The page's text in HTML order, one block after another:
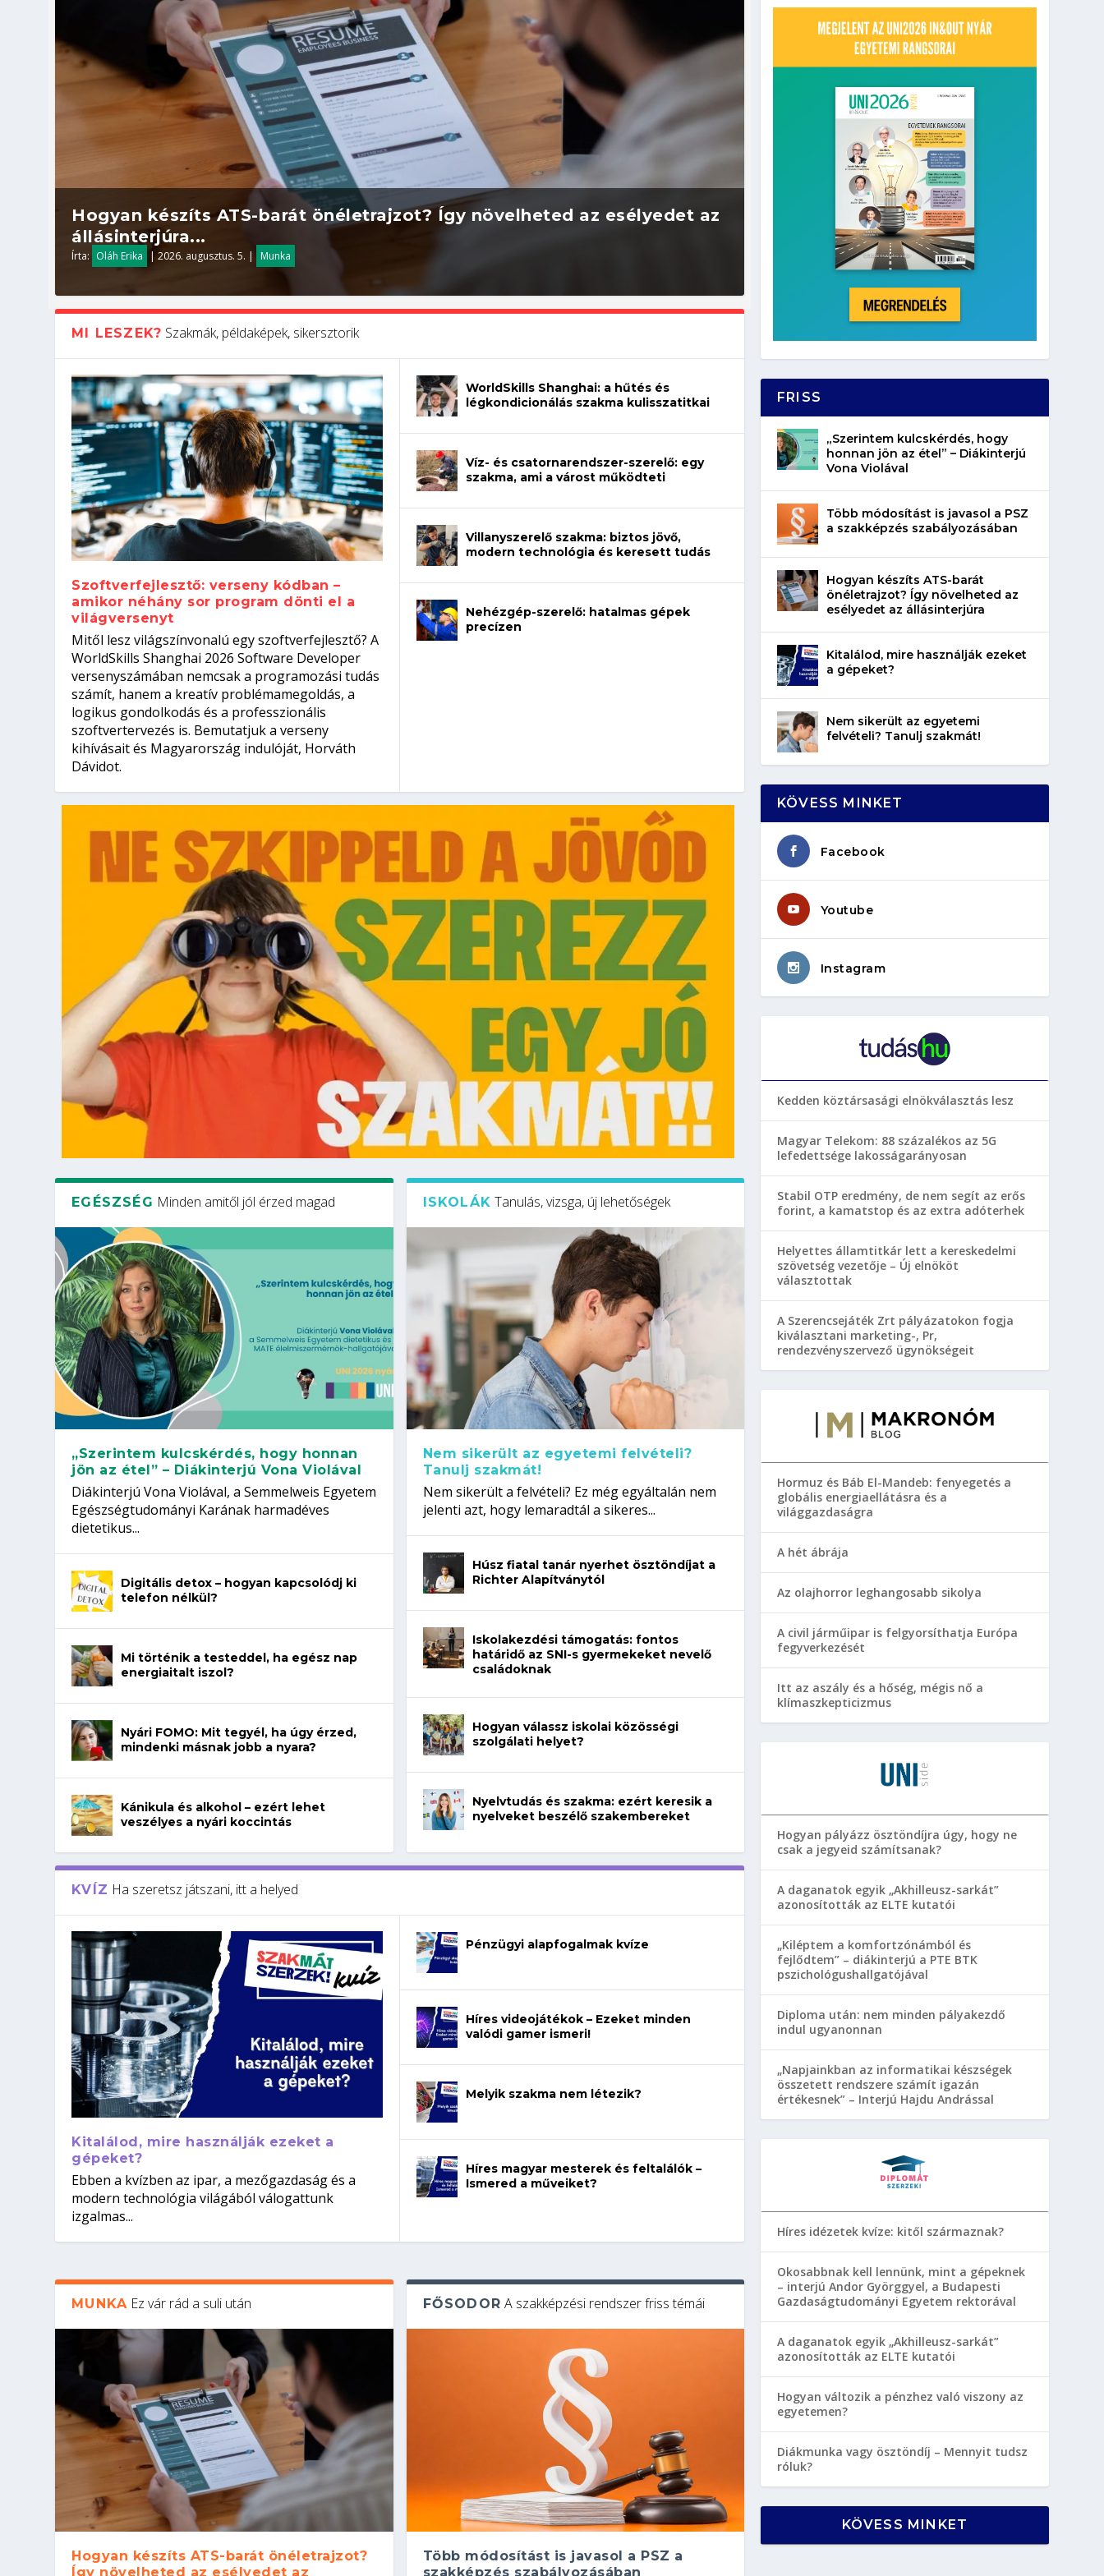
Hogyan készíts ATS-barát önéletrajzot? Így növelheted az esélyedet az
állásinterjúra...
Írta: Oláh Erika |2026. augusztus. 5. | Munka
Kitalálod, mire használják ezeket a gépeket?
Írta: Tóth Mónika |2026. augusztus. 4.| Kvíz
Nem sikerült az egyetemi felvételi? Tanulj szakmát!
Írta: Oláh Erika |2026. augusztus. 4.| Iskolák
Szoftverfejlesztő: verseny kódban – amikor néhány sor program dönti
el a világversenyt...
Írta: Szakmát Szerzek |2026. augusztus. 3.| Mi leszek?
Digitális detox – hogyan kapcsolódj ki telefon nélkül?
Írta: Oláh Erika |2026. augusztus. 3.| Egészség
MI LESZEK? Szakmák, példaképek, sikersztorik
Szoftverfejlesztő: verseny kódban –
amikor néhány sor program dönti el a
világversenyt
Mitől lesz világszínvonalú egy szoftverfejlesztő? A
WorldSkills Shanghai 2026 Software Developer
versenyszámában nemcsak a programozási tudás
számít, hanem a kreatív problémamegoldás, a
logikus gondolkodás és a professzionális
szoftvertervezés is. Bemutatjuk a verseny
kihívásait és Magyarország indulóját, Horváth
Dávidot.
WorldSkills Shanghai: a hűtés és
légkondicionálás szakma kulisszatitkai
Víz- és csatornarendszer-szerelő: egy
szakma, ami a várost működteti
Villanyszerelő szakma: biztos jövő,
modern technológia és keresett tudás
Nehézgép-szerelő: hatalmas gépek
precízen
EGÉSZSÉG Minden amitől jól érzed magad
„Szerintem kulcskérdés, hogy honnan
jön az étel” – Diákinterjú Vona Violával
Diákinterjú Vona Violával, a Semmelweis Egyetem
Egészségtudományi Karának harmadéves
dietetikus...
Digitális detox – hogyan kapcsolódj ki
telefon nélkül?
Mi történik a testeddel, ha egész nap
energiaitalt iszol?
Nyári FOMO: Mit tegyél, ha úgy érzed,
mindenki másnak jobb a nyara?
Kánikula és alkohol – ezért lehet
veszélyes a nyári koccintás
ISKOLÁK Tanulás, vizsga, új lehetőségek
Nem sikerült az egyetemi felvételi?
Tanulj szakmát!
Nem sikerült a felvételi? Ez még egyáltalán nem
jelenti azt, hogy lemaradtál a sikeres...
Húsz fiatal tanár nyerhet ösztöndíjat a
Richter Alapítványtól
Iskolakezdési támogatás: fontos
határidő az SNI-s gyermekeket nevelő
családoknak
Hogyan válassz iskolai közösségi
szolgálati helyet?
Nyelvtudás és szakma: ezért keresik a
nyelveket beszélő szakembereket
KVÍZ Ha szeretsz játszani, itt a helyed
Kitalálod, mire használják ezeket a
gépeket?
Ebben a kvízben az ipar, a mezőgazdaság és a
modern technológia világából válogattunk
izgalmas...
Pénzügyi alapfogalmak kvíze
Híres videojátékok – Ezeket minden
valódi gamer ismeri!
Melyik szakma nem létezik?
Híres magyar mesterek és feltalálók –
Ismered a műveiket?
MUNKA Ez vár rád a suli után
Hogyan készíts ATS-barát önéletrajzot?
Így növelheted az esélyedet az
FŐSODOR A szakképzési rendszer friss témái
Több módosítást is javasol a PSZ a
szakképzés szabályozásában
FRISS
„Szerintem kulcskérdés, hogy
honnan jön az étel” – Diákinterjú
Vona Violával
Több módosítást is javasol a PSZ
a szakképzés szabályozásában
Hogyan készíts ATS-barát
önéletrajzot? Így növelheted az
esélyedet az állásinterjúra
Kitalálod, mire használják ezeket
a gépeket?
Nem sikerült az egyetemi
felvételi? Tanulj szakmát!
KÖVESS MINKET
Facebook
Youtube
Instagram
Kedden köztársasági elnökválasztás lesz
Magyar Telekom: 88 százalékos az 5G
lefedettsége lakosságarányosan
Stabil OTP eredmény, de nem segít az erős
forint, a kamatstop és az extra adóterhek
Helyettes államtitkár lett a kereskedelmi
szövetség vezetője – Új elnököt
választottak
A Szerencsejáték Zrt pályázatokon fogja
kiválasztani marketing-, Pr,
rendezvényszervező ügynökségeit
Hormuz és Báb El-Mandeb: fenyegetés a
globális energiaellátásra és a
világgazdaságra
A hét ábrája
Az olajhorror leghangosabb sikolya
A civil járműipar is felgyorsíthatja Európa
fegyverkezését
Itt az aszály és a hőség, mégis nő a
klímaszkepticizmus
Hogyan pályázz ösztöndíjra úgy, hogy ne
csak a jegyeid számítsanak?
A daganatok egyik „Akhilleusz-sarkát”
azonosították az ELTE kutatói
„Kiléptem a komfortzónámból és
fejlődtem” – diákinterjú a PTE BTK
pszichológushallgatójával
Diploma után: nem minden pályakezdő
indul ugyanonnan
„Napjainkban az informatikai készségek
összetett rendszere számít igazán
értékesnek” – Interjú Hajdu Andrással
Híres idézetek kvíze: kitől származnak?
Okosabbnak kell lennünk, mint a gépeknek
– interjú Andor Györggyel, a Budapesti
Gazdaságtudományi Egyetem rektorával
A daganatok egyik „Akhilleusz-sarkát”
azonosították az ELTE kutatói
Hogyan változik a pénzhez való viszony az
egyetemen?
Diákmunka vagy ösztöndíj – Mennyit tudsz
róluk?
KÖVESS MINKET